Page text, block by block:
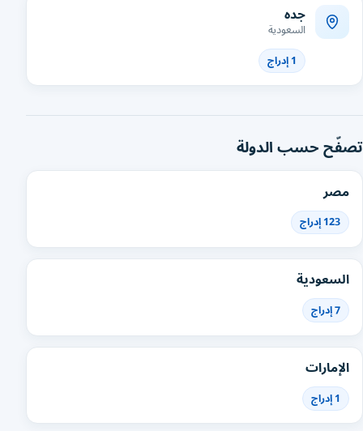
جده
السعودية
1 إدراج
تصفّح حسب الدولة
مصر
123 إدراج
السعودية
7 إدراج
الإمارات
1 إدراج